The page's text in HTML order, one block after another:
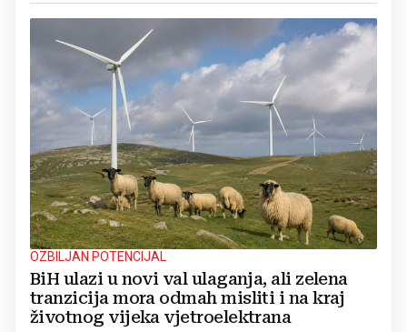
OZBILJAN POTENCIJAL
BiH ulazi u novi val ulaganja, ali zelena
tranzicija mora odmah misliti i na kraj
životnog vijeka vjetroelektrana